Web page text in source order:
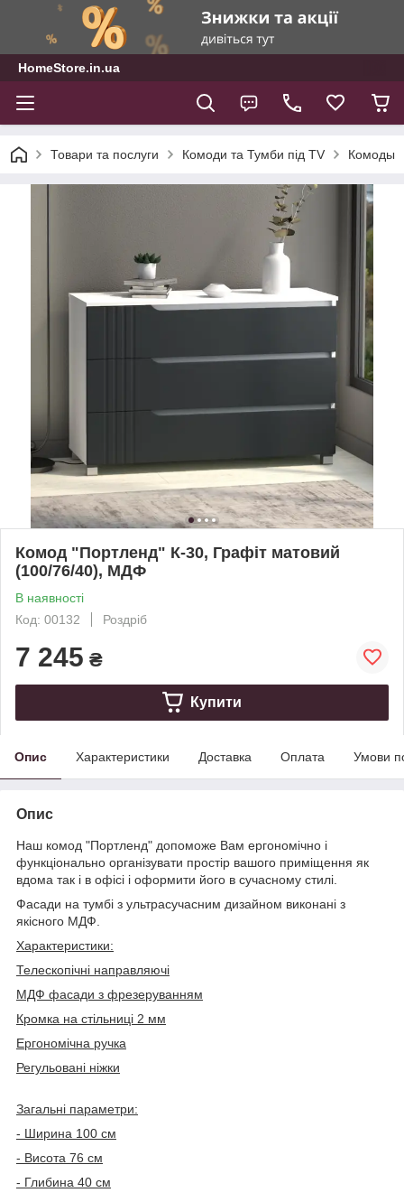
HomeStore.in.ua
Товари та послуги Комоди та Тумби під TV Комоды
Комод "Портленд" К-30, Графіт матовий
(100/76/40), МДФ
В наявності
Код: 00132
Роздріб
7 245 ₴
Купити
Опис Характеристики Доставка Оплата Умови
Опис
Наш комод "Портленд" допоможе Вам ергономічно і
функціонально організувати простір вашого приміщення як
вдома так і в офісі і оформити його в сучасному стилі.
Фасади на тумбі з ультрасучасним дизайном виконані з
якісного МДФ.
Характеристики:
Телескопічні направляючі
МДФ фасади з фрезеруванням
Кромка на стільниці 2 мм
Ергономічна ручка
Регульовані ніжки
Загальні параметри:
- Ширина 100 см
- Висота 76 см
- Глибина 40 см